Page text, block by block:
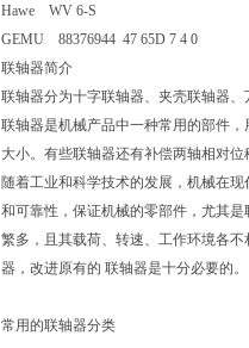
Hawe WV 6-S
GEMU 88376944 47 65D 7 4 0
联轴器简介
联轴器分为十字联轴器、夹壳联轴器
联轴器是机械产品中一种常用的部件
大小。有些联轴器还有补偿两轴相对
随着工业和科学技术的发展，机械在
和可靠性，保证机械的零部件，尤其
繁多，且其载荷、转速、工作环境各
器，改进原有的 联轴器是十分必要的。
常用的联轴器分类